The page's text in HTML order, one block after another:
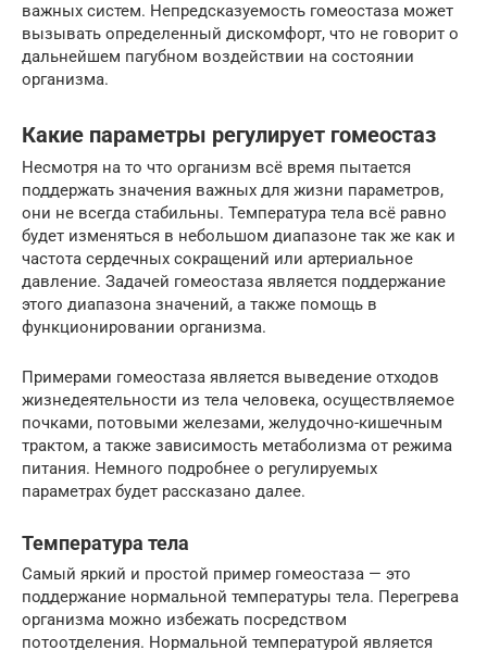
важных систем. Непредсказуемость гомеостаза может
вызывать определенный дискомфорт, что не говорит о
дальнейшем пагубном воздействии на состоянии
организма.
Какие параметры регулирует гомеостаз
Несмотря на то что организм всё время пытается
поддержать значения важных для жизни параметров,
они не всегда стабильны. Температура тела всё равно
будет изменяться в небольшом диапазоне так же как и
частота сердечных сокращений или артериальное
давление. Задачей гомеостаза является поддержание
этого диапазона значений, а также помощь в
функционировании организма.
Примерами гомеостаза является выведение отходов
жизнедеятельности из тела человека, осуществляемое
почками, потовыми железами, желудочно-кишечным
трактом, а также зависимость метаболизма от режима
питания. Немного подробнее о регулируемых
параметрах будет рассказано далее.
Температура тела
Самый яркий и простой пример гомеостаза — это
поддержание нормальной температуры тела. Перегрева
организма можно избежать посредством
потоотделения. Нормальной температурой является